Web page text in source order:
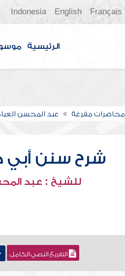
Français
English
Indonesia
الرئيسية
محاضرات مفرغة عبد المحسن
شرح سنن أبي
للشيخ : عبد
التفريغ النصي الكامل